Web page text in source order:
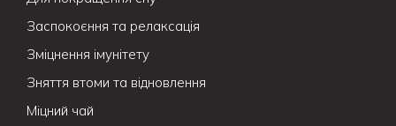
Заспокоєння та релаксація
Зміцнення імунітету
Зняття втоми та відновлення
Міцний чай